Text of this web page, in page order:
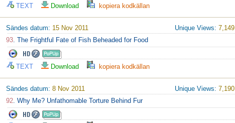
TEXT Download kopiera kodkällan
Sändes datum: 15 Nov 2011 Unique Views: 7,149
93. The Frightful Fate of Fish Beheaded for Food
TEXT Download kopiera kodkällan
Sändes datum: 8 Nov 2011 Unique Views: 7,190
92. Why Me? Unfathomable Torture Behind Fur